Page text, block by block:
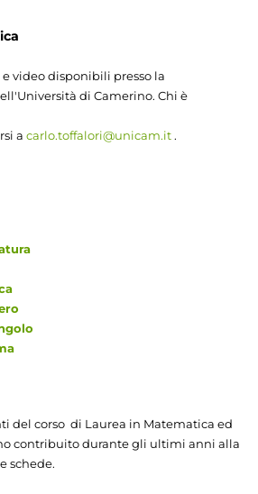
video disponibili presso la
di Camerino. Chi è
a carlo.toffalori@unicam.it.
del corso di Laurea in Matematica ed
contribuito durante gli ultimi anni alla
schede.